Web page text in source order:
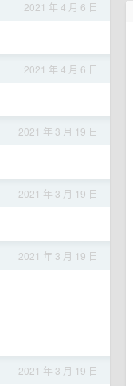
2021 年 4 月 6 日
2021 年 4 月 6 日
2021 年 3 月 19 日
2021 年 3 月 19 日
2021 年 3 月 19 日
2021 年 3 月 19 日